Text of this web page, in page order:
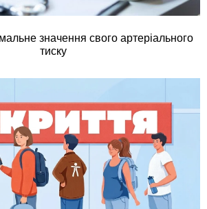
значення свого артеріального
тиску